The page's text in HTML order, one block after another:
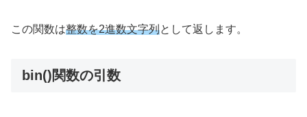
この関数は整数を2進数文字列として返します。
bin()関数の引数